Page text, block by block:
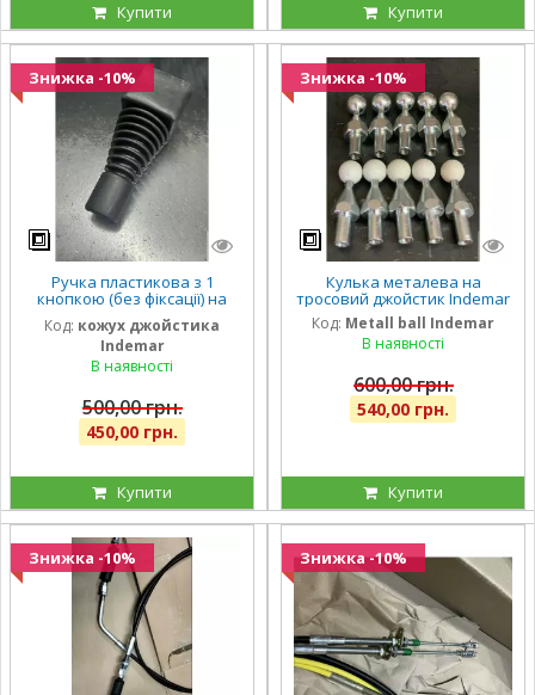
Купити Купити
Знижка -10%
Ручка пластикова з 1
кнопкою (без фіксації) на
джойстик 6019 тросовий
Indemar
Код: кожух джойстика
Indemar
В наявності
500,00 грн.
450,00 грн.
Купити
Знижка -10%
Кулька металева на
тросовий джойстик Indemar
Код: Metall ball Indemar
В наявності
600,00 грн.
540,00 грн.
Купити
Знижка -10% Знижка -10%